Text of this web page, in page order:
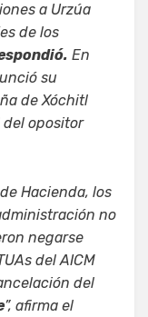
a Urzúa
de los
En
su
de Xóchitl
opositor
Hacienda, los
no
negarse
del AICM
del
”, afirma el